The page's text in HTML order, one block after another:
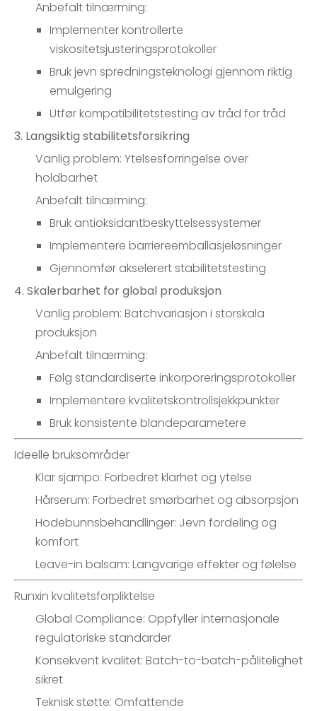
Anbefalt tilnærming:
Implementer kontrollerte
viskositetsjusteringsprotokoller
Bruk jevn spredningsteknologi gjennom riktig
emulgering
Utfør kompatibilitetstesting av tråd for tråd
3. Langsiktig stabilitetsforsikring
Vanlig problem: Ytelsesforringelse over
holdbarhet
Anbefalt tilnærming:
Bruk antioksidantbeskyttelsessystemer
Implementere barriereemballasjeløsninger
Gjennomfør akselerert stabilitetstesting
4. Skalerbarhet for global produksjon
Vanlig problem: Batchvariasjon i storskala
produksjon
Anbefalt tilnærming:
Følg standardiserte inkorporeringsprotokoller
Implementere kvalitetskontrollsjekkpunkter
Bruk konsistente blandeparametere
Ideelle bruksområder
Klar sjampo: Forbedret klarhet og ytelse
Hårserum: Forbedret smørbarhet og absorpsjon
Hodebunnsbehandlinger: Jevn fordeling og
komfort
Leave-in balsam: Langvarige effekter og følelse
Runxin kvalitetsforpliktelse
Global Compliance: Oppfyller internasjonale
regulatoriske standarder
Konsekvent kvalitet: Batch-to-batch-pålitelighet
sikret
Teknisk støtte: Omfattende